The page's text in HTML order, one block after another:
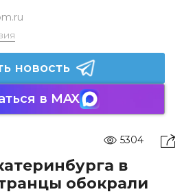
новость
в MAX
5304
в
обокрали